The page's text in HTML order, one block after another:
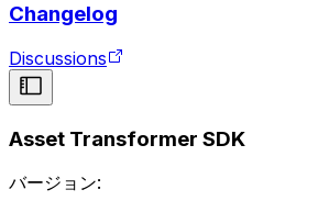
Changelog
Discussions
Asset Transformer SDK
バージョン: